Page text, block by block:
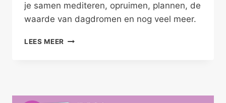
je samen mediteren, opruimen, plannen, de
waarde van dagdromen en nog veel meer.
LEES MEER WEGDROMEN